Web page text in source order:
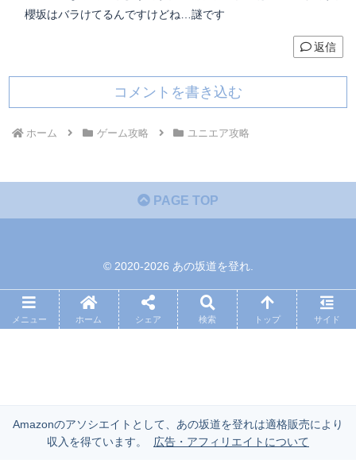
櫻坂はバラけてるんですけどね…謎です
返信
コメントを書き込む
ホーム ゲーム攻略 ユニエア攻略
PAGE TOP
© 2020-2026 あの坂道を登れ.
メニュー ホーム シェア 検索 トップ サイド
Amazonのアソシエイトとして、あの坂道を登れは適格販売により
収入を得ています。
広告・アフィリエイトについて